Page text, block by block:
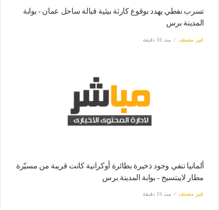
تسرب نفطي يهدد بوقوع كارثة بيئية قبالة ساحل عمان - بوابة
المدينة برس
غير مصنف منذ 16 دقيقة
ألمانيا تنفي وجود ذخيرة بطائرة أوكرانية كانت قريبة من مسيّرة
مطار لايبتسيج - بوابة المدينة برس
غير مصنف منذ 16 دقيقة